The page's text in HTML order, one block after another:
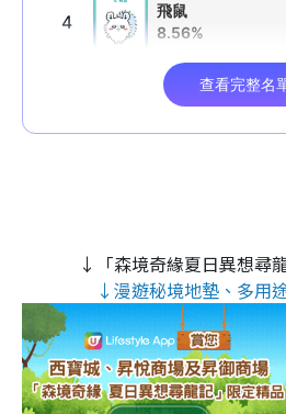
↓「森境奇緣夏日異想尋
↓漫遊秘境地墊、多用